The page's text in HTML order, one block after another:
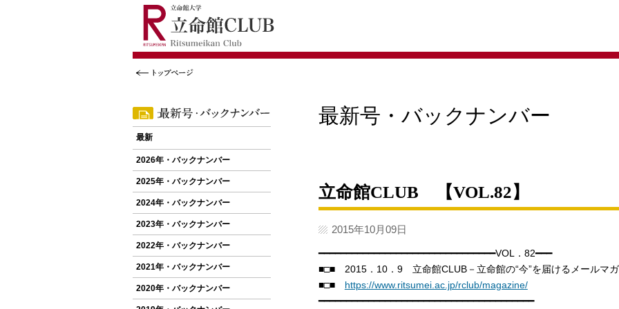
立命館大学 立命館大学父母教育後援会
最新
2026年・バックナンバー
2025年・バックナンバー
2024年・バックナンバー
2023年・バックナンバー
2022年・バックナンバー
2021年・バックナンバー
2020年・バックナンバー
最新号・バックナンバー
立命館CLUB 【VOL.82】
2015年10月09日
━━━━━━━━━━━━━━━━━━━━━━━━━━━━━━━━VOL．82━━━
■□■ 2015．10．9 立命館CLUB－立命館の“今”を届けるメールマ
■□■ https://www.ritsumei.ac.jp/rclub/magazine/
━━━━━━━━━━━━━━━━━━━━━━━━━━━━━━━━━━━━━━━